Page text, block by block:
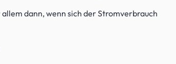
dann, wenn sich der Stromverbrauch